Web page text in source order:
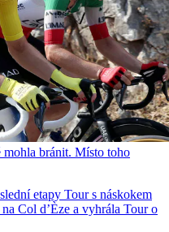
mohla bránit. Místo toho
etapy Tour s náskokem
Col d’Èze a vyhrála Tour o